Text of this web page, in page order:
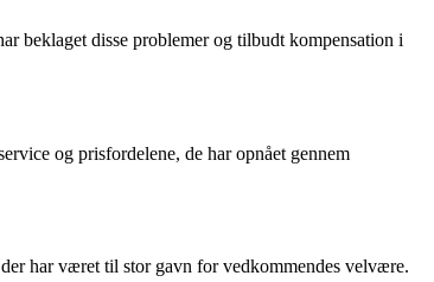
beklaget disse problemer og tilbudt kompensation i
og prisfordelene, de har opnået gennem
har været til stor gavn for vedkommendes velvære.